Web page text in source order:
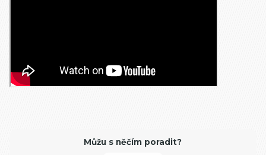
Můžu s něčím poradit?